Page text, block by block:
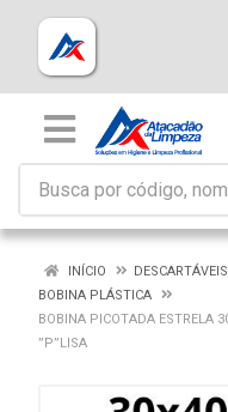
INÍCIO
BOBINA PLÁSTICA
BOBINA PICOTADA ESTRELA
”P”LISA